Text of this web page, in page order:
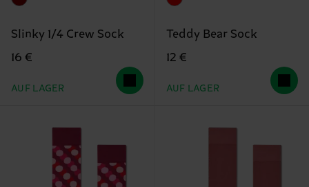
Slinky 1/4 Crew Sock
16 €
AUF LAGER
Teddy Bear Sock
12 €
AUF LAGER